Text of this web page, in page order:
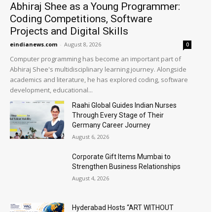
Abhiraj Shee as a Young Programmer:
Coding Competitions, Software
Projects and Digital Skills
eindianews.com - August 8, 2026 0
Computer programming has become an important part of
Abhiraj Shee's multidisciplinary learning journey. Alongside
academics and literature, he has explored coding, software
development, educational...
Raahi Global Guides Indian Nurses
Through Every Stage of Their
Germany Career Journey
August 6, 2026
Corporate Gift Items Mumbai to
Strengthen Business Relationships
August 4, 2026
Hyderabad Hosts “ART WITHOUT